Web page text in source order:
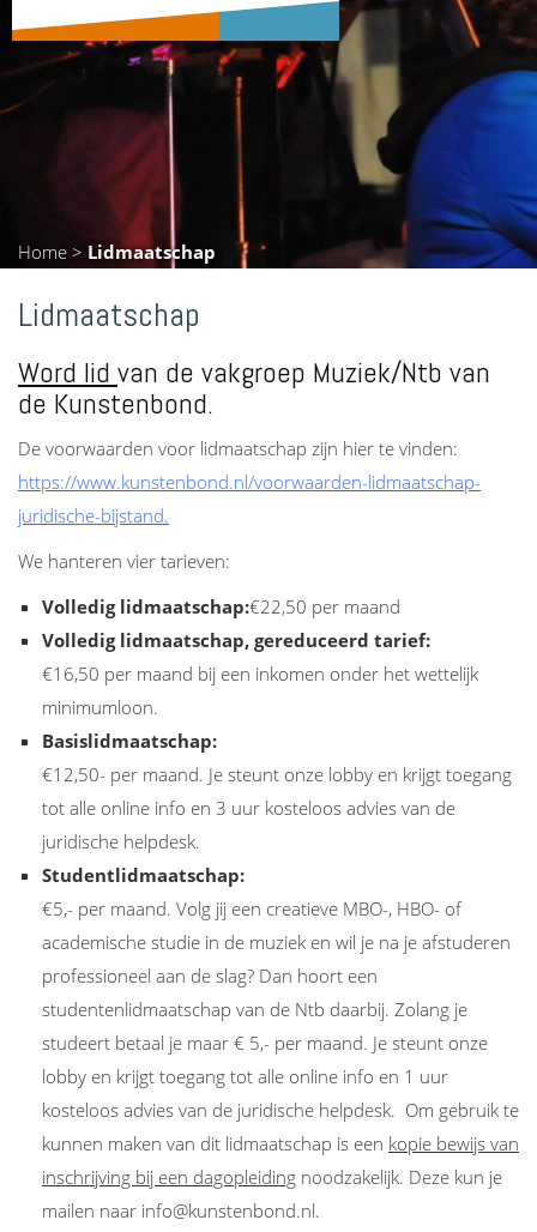
Home > Lidmaatschap
Lidmaatschap
Word lid van de vakgroep Muziek/Ntb van
de Kunstenbond.
De voorwaarden voor lidmaatschap zijn hier te vinden:
https://www.kunstenbond.nl/voorwaarden-lidmaatschap-
juridische-bijstand.
We hanteren vier tarieven:
Volledig lidmaatschap:€22,50 per maand
Volledig lidmaatschap, gereduceerd tarief:
€16,50 per maand bij een inkomen onder het wettelijk
minimumloon.
Basislidmaatschap:
€12,50- per maand. Je steunt onze lobby en krijgt toegang
tot alle online info en 3 uur kosteloos advies van de
juridische helpdesk.
Studentlidmaatschap:
€5,- per maand. Volg jij een creatieve MBO-, HBO- of
academische studie in de muziek en wil je na je afstuderen
professioneel aan de slag? Dan hoort een
studentenlidmaatschap van de Ntb daarbij. Zolang je
studeert betaal je maar € 5,- per maand. Je steunt onze
lobby en krijgt toegang tot alle online info en 1 uur
kosteloos advies van de juridische helpdesk. Om gebruik te
kunnen maken van dit lidmaatschap is een kopie bewijs van
inschrijving bij een dagopleiding noodzakelijk. Deze kun je
mailen naar info@kunstenbond.nl.